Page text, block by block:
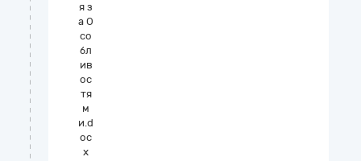
я з
а О
со
бл
ив
ос
тя
м
и.d
oc
x